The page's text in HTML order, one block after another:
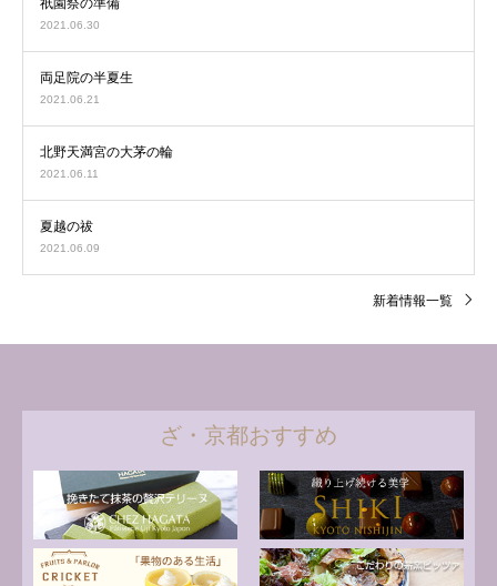
祇園祭の準備
2021.06.30
両足院の半夏生
2021.06.21
北野天満宮の大茅の輪
2021.06.11
夏越の祓
2021.06.09
新着情報一覧
ざ・京都おすすめ